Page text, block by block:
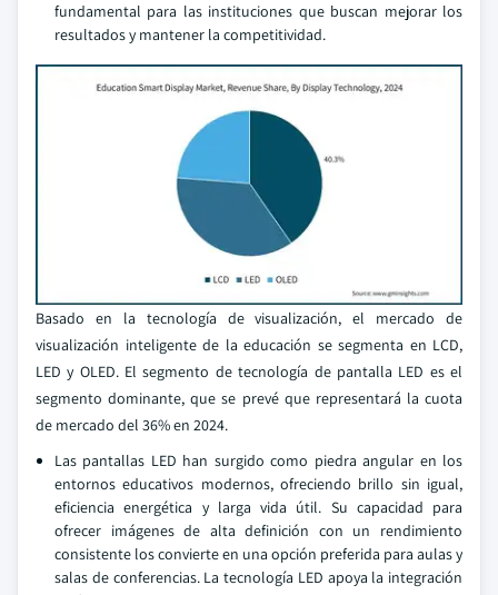
fundamental para las instituciones que buscan mejorar los
resultados y mantener la competitividad.
Basado en la tecnología de visualización, el mercado de
visualización inteligente de la educación se segmenta en LCD,
LED y OLED. El segmento de tecnología de pantalla LED es el
segmento dominante, que se prevé que representará la cuota
de mercado del 36% en 2024.
Las pantallas LED han surgido como piedra angular en los
entornos educativos modernos, ofreciendo brillo sin igual,
eficiencia energética y larga vida útil. Su capacidad para
ofrecer imágenes de alta definición con un rendimiento
consistente los convierte en una opción preferida para aulas y
salas de conferencias. La tecnología LED apoya la integración